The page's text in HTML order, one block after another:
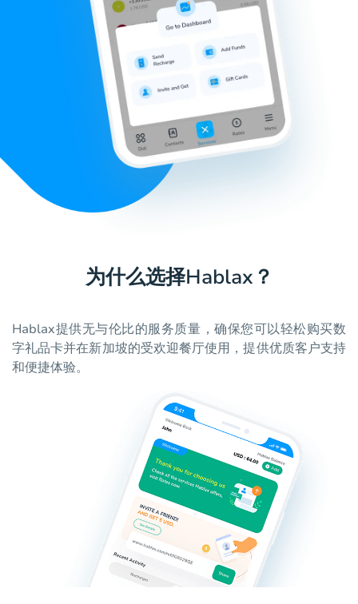
为什么选择Hablax？
Hablax提供无与伦比的服务质量，确保您可以轻松购买数
字礼品卡并在新加坡的受欢迎餐厅使用，提供优质客户支持
和便捷体验。